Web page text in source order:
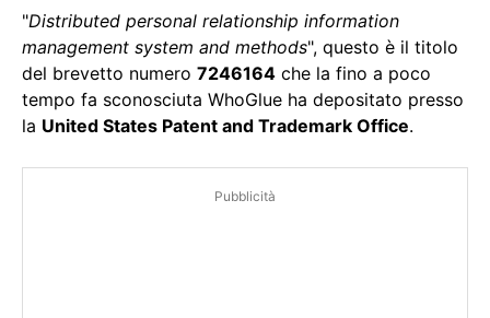
"Distributed personal relationship information
management system and methods", questo è il titolo
del brevetto numero 7246164 che la fino a poco
tempo fa sconosciuta WhoGlue ha depositato presso
la United States Patent and Trademark Office.
Pubblicità